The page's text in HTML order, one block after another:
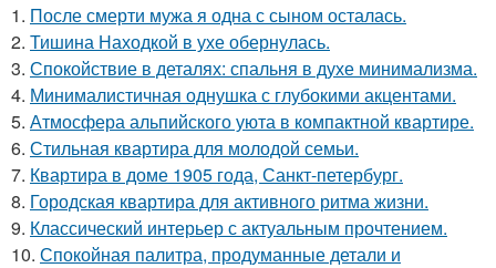
1. После смерти мужа я одна с сыном осталась.
2. Тишина Находкой в ухе обернулась.
3. Спокойствие в деталях: спальня в духе минимализма.
4. Минималистичная однушка с глубокими акцентами.
5. Атмосфера альпийского уюта в компактной квартире.
6. Стильная квартира для молодой семьи.
7. Квартира в доме 1905 года, Санкт-петербург.
8. Городская квартира для активного ритма жизни.
9. Классический интерьер с актуальным прочтением.
10. Спокойная палитра, продуманные детали и